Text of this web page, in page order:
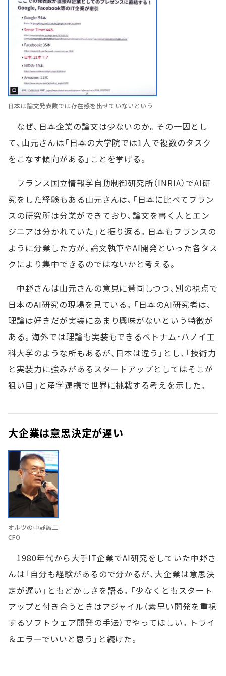
日本は論文発表数では存在感を出せていないという
なぜ、日本企業の論文は少ないのか。その一因とし
て、山元さんは「日本の大学院では1人で複数のタスク
をこなす傾向がある」ことを挙げる。
フランス国立情報学自動制御研究所（INRIA）でAI研
究をした経験もある山元さんは、「日本に比べてフラン
スの研究所は分業ができており、論文を書く人とエン
ジニアは分かれていた」と振り返る。日本もフランスの
ように分業した方が、論文執筆やAI開発といった各タス
クにより集中できるのではないかと考える。
中野さんは山元さんの意見に賛同しつつ、別の視点で
日本のAI研究の現場を見ている。「日本のAI研究者は、
理論は好きだが実装にあまり興味がないという特徴が
ある。海外では理論も実装もできるベトナム・ハノイ工
科大学のような所もあるが、日本は違う」とし、「技術力
と実装力に強みがあるスタートアップとしてはそこが
狙い目」と産学連携で世界に挑戦する考えを示した。
大企業は意思決定が遅い
オルツの中野誠二
CFO
1980年代から大手IT企業でAI研究をしていた中野さ
んは「自分も経験があるので分かるが、大企業は意思決
定が遅い」ともどかしさを語る。「少なくともスタート
アップと付き合うときはアジャイル（素早い開発を重視
するソフトウェア開発の手法）でやってほしい。トライ
＆エラーでいいと思う」と続けた。